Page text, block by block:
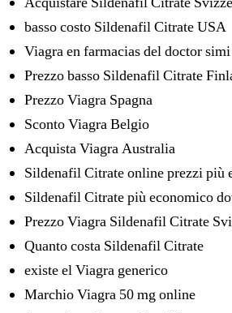
basso costo Sildenafil Citrate USA
Viagra en farmacias del doctor simi
Prezzo basso Sildenafil Citrate
Prezzo Viagra Spagna
Sconto Viagra Belgio
Acquista Viagra Australia
Sildenafil Citrate online prezzi più
Sildenafil Citrate più economico
Prezzo Viagra Sildenafil Citrate
Quanto costa Sildenafil Citrate
existe el Viagra generico
Marchio Viagra 50 mg online